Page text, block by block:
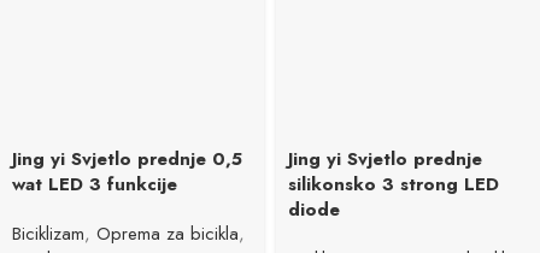
Jing yi Svjetlo prednje 0,5
wat LED 3 funkcije
Biciklizam, Oprema za bicikla,
Jing yi Svjetlo prednje
silikonsko 3 strong LED
diode